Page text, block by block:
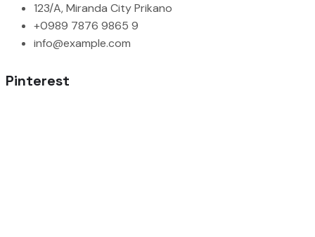
123/A, Miranda City Prikano
+0989 7876 9865 9
info@example.com
Pinterest